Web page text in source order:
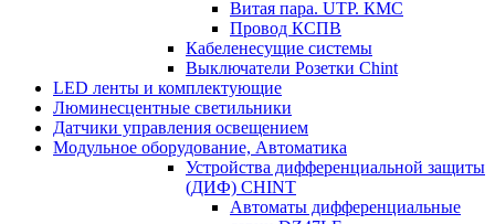
Витая пара. UTP. КМС
Провод КСПВ
Кабеленесущие системы
Выключатели Розетки Chint
LED ленты и комплектующие
Люминесцентные светильники
Датчики управления освещением
Модульное оборудование, Автоматика
Устройства дифференциальной защиты
(ДИФ) CHINT
Автоматы дифференциальные